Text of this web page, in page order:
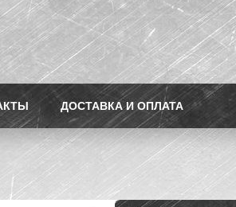
ДОСТАВКА И ОПЛАТА